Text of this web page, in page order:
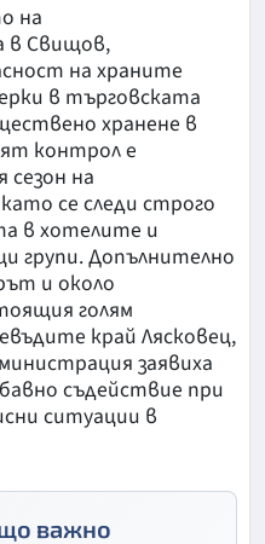
на
в Свищов,
на храните
в търговската
хранене в
контрол е
на
се следи строго
в хотелите и
групи. Допълнително
и около
голям
край Лясковец,
заявиха
съдействие при
ситуации в
важно